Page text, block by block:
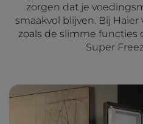
zorgen dat je
smaakvol blijven. Bij
zoals de slimme functies
Super